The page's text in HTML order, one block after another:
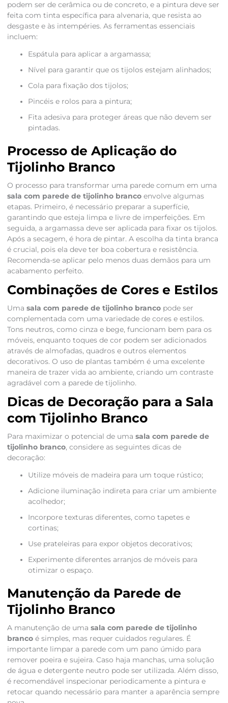
podem ser de cerâmica ou de concreto, e a pintura deve ser
feita com tinta específica para alvenaria, que resista ao
desgaste e às intempéries. As ferramentas essenciais
incluem:
Espátula para aplicar a argamassa;
Nível para garantir que os tijolos estejam alinhados;
Cola para fixação dos tijolos;
Pincéis e rolos para a pintura;
Fita adesiva para proteger áreas que não devem ser
pintadas.
Processo de Aplicação do
Tijolinho Branco
O processo para transformar uma parede comum em uma
sala com parede de tijolinho brancoenvolve algumas
etapas. Primeiro, é necessário preparar a superfície,
garantindo que esteja limpa e livre de imperfeições. Em
seguida, a argamassa deve ser aplicada para fixar os tijolos.
Após a secagem, é hora de pintar. A escolha da tinta branca
é crucial, pois ela deve ter boa cobertura e resistência.
Recomenda-se aplicar pelo menos duas demãos para um
acabamento perfeito.
Combinações de Cores e Estilos
Uma sala com parede de tijolinho brancopode ser
complementada com uma variedade de cores e estilos.
Tons neutros, como cinza e bege, funcionam bem para os
móveis, enquanto toques de cor podem ser adicionados
através de almofadas, quadros e outros elementos
decorativos. O uso de plantas também é uma excelente
maneira de trazer vida ao ambiente, criando um contraste
agradável com a parede de tijolinho.
Dicas de Decoração para a Sala
com Tijolinho Branco
Para maximizar o potencial de uma sala com parede de
tijolinho branco, considere as seguintes dicas de
decoração:
Utilize móveis de madeira para um toque rústico;
Adicione iluminação indireta para criar um ambiente
acolhedor;
Incorpore texturas diferentes, como tapetes e
cortinas;
Use prateleiras para expor objetos decorativos;
Experimente diferentes arranjos de móveis para
otimizar o espaço.
Manutenção da Parede de
Tijolinho Branco
A manutenção de uma sala com parede de tijolinho
brancoé simples, mas requer cuidados regulares. É
importante limpar a parede com um pano úmido para
remover poeira e sujeira. Caso haja manchas, uma solução
de água e detergente neutro pode ser utilizada. Além disso,
é recomendável inspecionar periodicamente a pintura e
retocar quando necessário para manter a aparência sempre